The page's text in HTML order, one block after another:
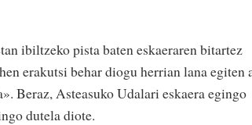
ibiltzeko pista baten eskaeraren bitartez
erakutsi behar diogu herrian lana egiten
Beraz, Asteasuko Udalari eskaera egingo
dutela diote.